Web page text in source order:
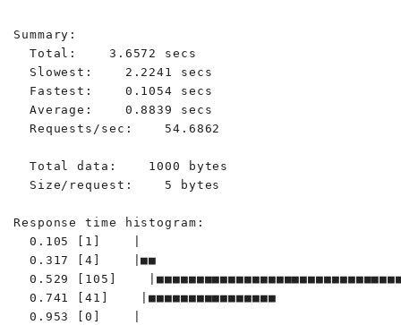
Summary:
  Total:    3.6572 secs
  Slowest:    2.2241 secs
  Fastest:    0.1054 secs
  Average:    0.8839 secs
  Requests/sec:    54.6862
  Total data:    1000 bytes
  Size/request:    5 bytes
Response time histogram:
  0.105 [1]    |
  0.317 [4]    |■■
0.529 [105]
  0.741 [41]    |■■■■■■■■■■■■■■■■
  0.953 [0]    |